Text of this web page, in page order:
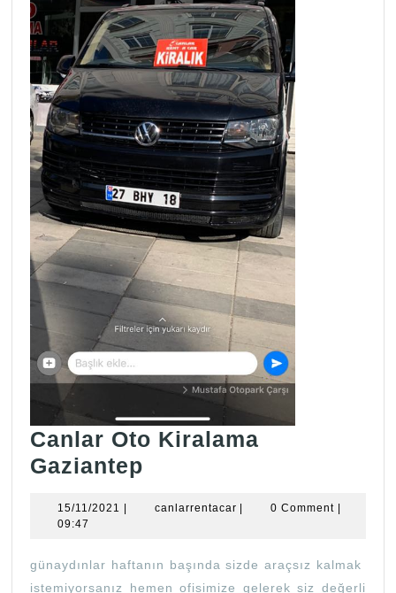
Canlar Oto Kiralama
Gaziantep
Kiralama
15/11/2021 15/11/2021
| canlarrentacarcanlarrentacar
| 0 Comment |
09:47
günaydınlar haftanın başında sizde araçsız kalmak
istemiyorsanız hemen ofisimize gelerek siz değerli